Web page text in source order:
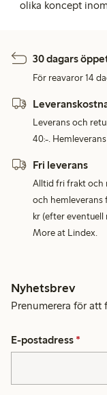
olika koncept
30 dagars
För reavaror 14
Leverans och
40:-.
Fri leverans
Alltid fri frakt och
och hemleverans
kr (efter
More at Lindex.
Nyhetsbrev
Prenumerera för att
E-postadress *